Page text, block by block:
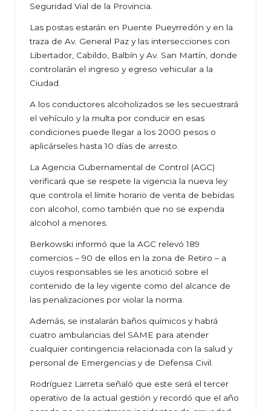
Seguridad Vial de la Provincia.
Las postas estarán en Puente Pueyrredón y en la
traza de Av. General Paz y las intersecciones con
Libertador, Cabildo, Balbín y Av. San Martín, donde
controlarán el ingreso y egreso vehicular a la
Ciudad.
A los conductores alcoholizados se les secuestrará
el vehículo y la multa por conducir en esas
condiciones puede llegar a los 2000 pesos o
aplicárseles hasta 10 días de arresto.
La Agencia Gubernamental de Control (AGC)
verificará que se respete la vigencia la nueva ley
que controla el límite horario de venta de bebidas
con alcohol, como también que no se expenda
alcohol a menores.
Berkowski informó que la AGC relevó 189
comercios – 90 de ellos en la zona de Retiro – a
cuyos responsables se les anotició sobre el
contenido de la ley vigente como del alcance de
las penalizaciones por violar la norma.
Además, se instalarán baños químicos y habrá
cuatro ambulancias del SAME para atender
cualquier contingencia relacionada con la salud y
personal de Emergencias y de Defensa Civil.
Rodríguez Larreta señaló que este será el tercer
operativo de la actual gestión y recordó que el año